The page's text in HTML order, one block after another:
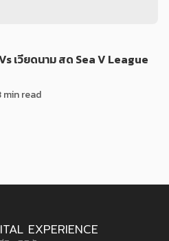
เวียดนาม สด Sea V League
min read
EXPERIENCE